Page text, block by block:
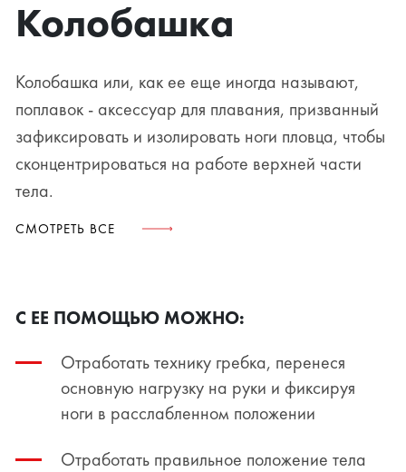
Колобашка
Колобашка или, как ее еще иногда называют,
поплавок - аксессуар для плавания, призванный
зафиксировать и изолировать ноги пловца, чтобы
сконцентрироваться на работе верхней части
тела.
СМОТРЕТЬ ВСЕ
С ЕЕ ПОМОЩЬЮ МОЖНО:
Отработать технику гребка, перенеся
основную нагрузку на руки и фиксируя
ноги в расслабленном положении
Отработать правильное положение тела